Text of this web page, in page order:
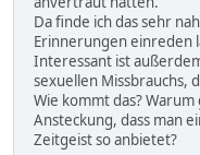
Da finde ich das sehr
Erinnerungen einreden
Interessant ist
sexuellen Missbrauchs,
Wie kommt das?
Ansteckung, dass man
Zeitgeist so anbietet?